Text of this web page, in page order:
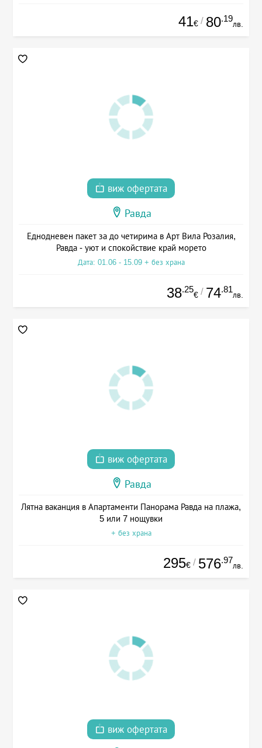
41€ / 80.19
лв.
виж офертата
Равда
Еднодневен пакет за до четирима в Арт Вила Розалия,
Равда - уют и спокойствие край морето
Дата: 01.06 - 15.09 + без храна
38.25
€ / 74.81
лв.
виж офертата
Равда
Лятна ваканция в Апартаменти Панорама Равда на плажа,
5 или 7 нощувки
+ без храна
295€ / 576.97
лв.
виж офертата